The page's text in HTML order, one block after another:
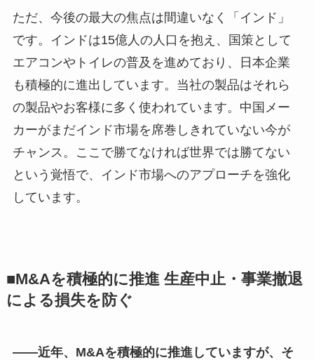
ただ、今後の最大の焦点は間違いなく「インド」
です。インドは15億人の人口を抱え、国策として
エアコンやトイレの普及を進めており、日本企業
も積極的に進出しています。当社の製品はそれら
の製品やお客様に多く使われています。中国メー
カーがまだインド市場を席巻しきれていない今が
チャンス。ここで勝てなければ世界では勝てない
という覚悟で、インド市場へのアプローチを強化
しています。
■M&Aを積極的に推進 生産中止・事業撤退
による損失を防ぐ
――近年、M&Aを積極的に推進していますが、そ